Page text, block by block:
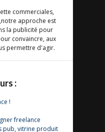
commerciales,
approche est
la publicité pour
convaincre, aux
permettre d'agir.
:
!
freelance
pub, vitrine produit